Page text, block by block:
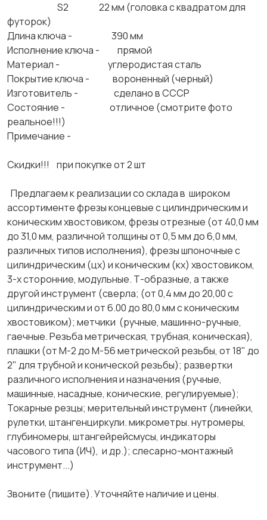
S2 22 мм (головка с квадратом для
футорок)
Длина ключа - 390 мм
Исполнение ключа - прямой
Материал - углеродистая сталь
Покрытие ключа - вороненный (черный)
Изготовитель - сделано в СССР
Состояние - отличное (смотрите фото
реальное!!!)
Примечание -
Скидки!!! при покупке от 2 шт
Предлагаем к реализации со склада в широком
ассортименте фрезы концевые с цилиндрическим и
коническим хвостовиком, фрезы отрезные (от 40,0 мм
до 31,0 мм, различной толщины от 0,5 мм до 6,0 мм,
различных типов исполнения), фрезы шпоночные с
цилиндрическим (цх) и коническим (кх) хвостовиком,
3-х сторонние, модульные. Т-образные, а также
другой инструмент (сверла; (от 0,4 мм до 20,00 с
цилиндрическим и от 6.00 до 80,0 мм с коническим
хвостовиком); метчики (ручные, машинно-ручные,
гаечные. Резьба метрическая, трубная, коническая),
плашки (от М-2 до М-56 метрической резьбы, от 18" до
2" для трубной и конической резьбы); развертки
различного исполнения и назначения (ручные,
машинные, насадные, конические, регулируемые);
Токарные резцы; мерительный инструмент (линейки,
рулетки, штангенциркули. микрометры. нутромеры,
глубиномеры, штангейрейсмусы, индикаторы
часового типа (ИЧ), и др.); слесарно-монтажный
инструмент...)
Звоните (пишите). Уточняйте наличие и цены.